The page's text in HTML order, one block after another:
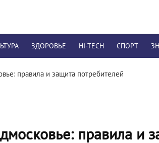
ЗДОРОВЬЕ HI-TECH СПОРТ
правила и защита потребителей
правила и